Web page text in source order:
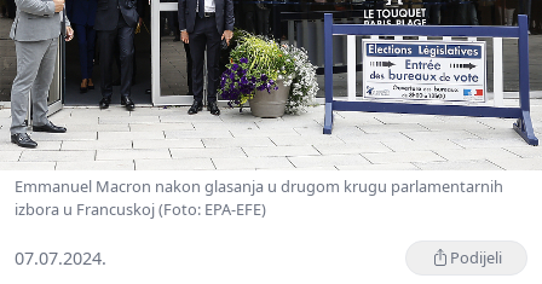
Emmanuel Macron nakon glasanja u drugom krugu parlamentarnih
izbora u Francuskoj (Foto: EPA-EFE)
07.07.2024. Podijeli